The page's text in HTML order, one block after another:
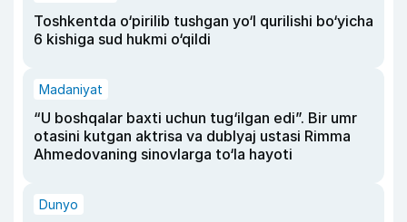
Toshkentda o‘pirilib tushgan yo‘l qurilishi bo‘yicha
6 kishiga sud hukmi o‘qildi
Madaniyat
“U boshqalar baxti uchun tug‘ilgan edi”. Bir umr
otasini kutgan aktrisa va dublyaj ustasi Rimma
Ahmedovaning sinovlarga to‘la hayoti
Dunyo